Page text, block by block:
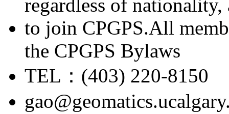
regardless of nationality,
to join CPGPS.All
the CPGPS Bylaws
TEL：(403) 220-8150